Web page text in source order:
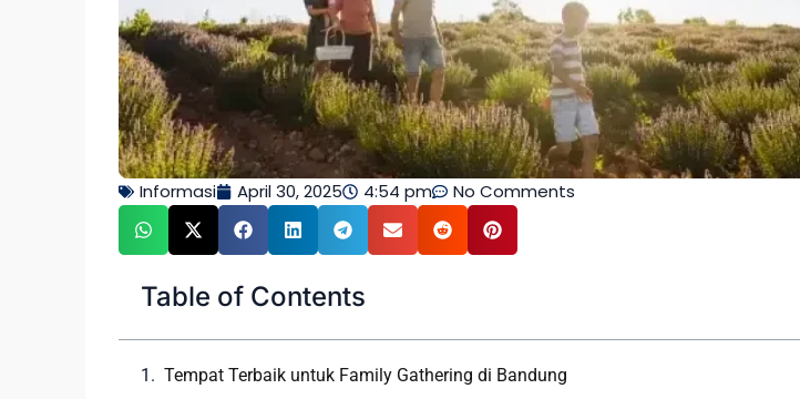
Informasi April 30, 2025 4:54 pm No Comments
Table of Contents
Tempat Terbaik untuk Family Gathering di Bandung